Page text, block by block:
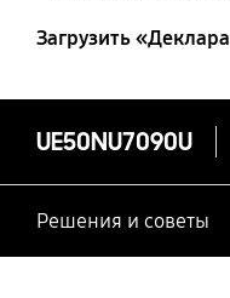
Загрузить
UE50NU7090U
Решения и советы